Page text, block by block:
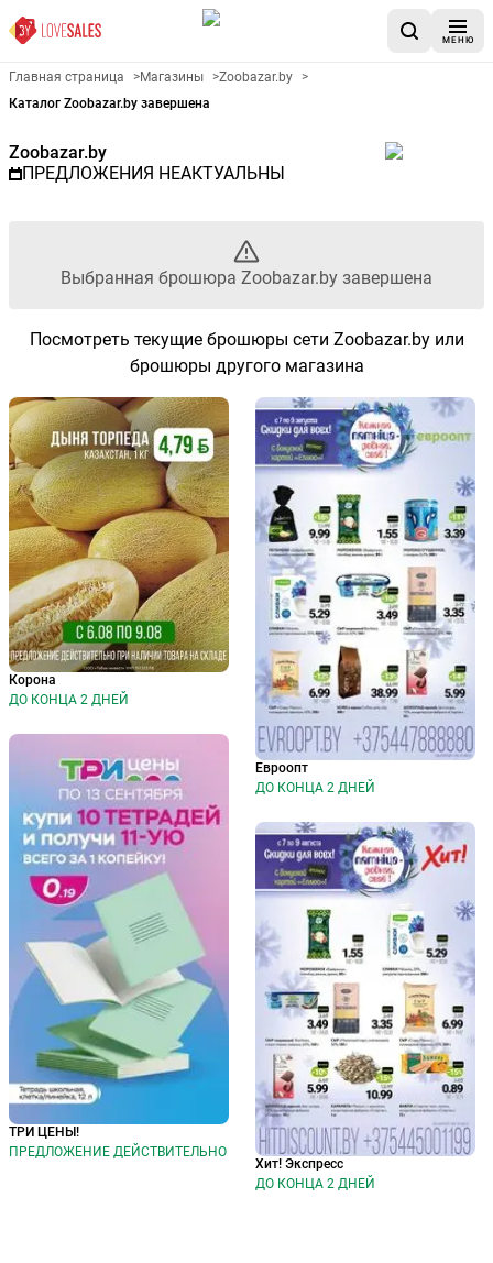
МЕНЮ
Рекламный листовой
Главная страница >Магазины >Zoobazar.by >
Каталог Zoobazar.by завершена
Zoobazar.by
ПРЕДЛОЖЕНИЯ НЕАКТУАЛЬНЫ
Выбранная брошюра Zoobazar.by завершена
Посмотреть текущие брошюры сети Zoobazar.by или
брошюры другого магазина
Корона
ДО КОНЦА 2 ДНЕЙ
ТРИ ЦЕНЫ!
ПРЕДЛОЖЕНИЕ ДЕЙСТВИТЕЛЬНО
Евроопт
ДО КОНЦА 2 ДНЕЙ
Хит! Экспресс
ДО КОНЦА 2 ДНЕЙ